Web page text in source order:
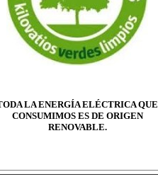
LA ENERGÍA ELÉCTRICA QUE
CONSUMIMOS ES DE ORIGEN
RENOVABLE.